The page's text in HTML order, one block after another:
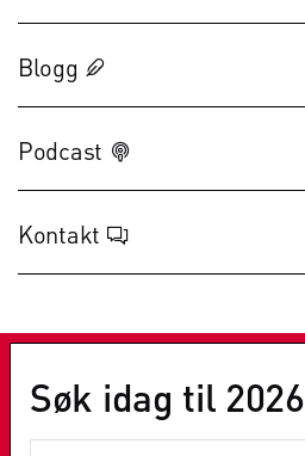
Blogg 
Podcast 
Kontakt 
Søk idag til